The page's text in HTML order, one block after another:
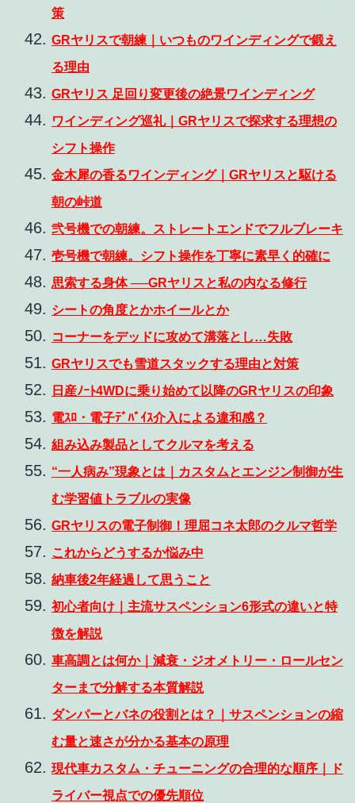
策
GRヤリスで朝練｜いつものワインディングで鍛え
る理由
GRヤリス 足回り変更後の絶景ワインディング
ワインディング巡礼｜GRヤリスで探求する理想の
シフト操作
金木犀の香るワインディング｜GRヤリスと駆ける
朝の峠道
弐号機での朝練。ストレートエンドでフルブレーキ
壱号機で朝練。シフト操作を丁寧に素早く的確に
思索する身体 ──GRヤリスと私の内なる修行
シートの角度とかホイールとか
コーナーをデッドに攻めて溝落とし…失敗
GRヤリスでも雪道スタックする理由と対策
日産ﾉｰﾄ4WDに乗り始めて以降のGRヤリスの印象
電ｽﾛ・電子ﾃﾞﾊﾞｲｽ介入による違和感？
組み込み製品としてクルマを考える
“一人病み”現象とは｜カスタムとエンジン制御が生
む学習値トラブルの実像
GRヤリスの電子制御！理屈コネ太郎のクルマ哲学
これからどうするか悩み中
納車後2年経過して思うこと
初心者向け｜主流サスペンション6形式の違いと特
徴を解説
車高調とは何か｜減衰・ジオメトリー・ロールセン
ターまで分解する本質解説
ダンパーとバネの役割とは？｜サスペンションの縮
む量と速さが分かる基本の原理
現代車カスタム・チューニングの合理的な順序｜ド
ライバー視点での優先順位